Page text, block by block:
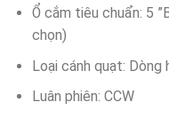
Ổ cắm tiêu chuẩn: 5
chọn)
Loại cánh quạt: Dòng
Luân phiên: CCW